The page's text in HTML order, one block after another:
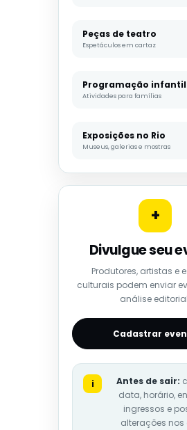
Peças de teatro
Espetáculos em cartaz
Programação infantil
Atividades para famílias
Exposições no Rio
Museus, galerias e mostras
+
Divulgue seu
Produtores, artistas e
culturais podem enviar
análise
Cadastrar
i Antes de sair:
data, horário,
ingressos e
alterações